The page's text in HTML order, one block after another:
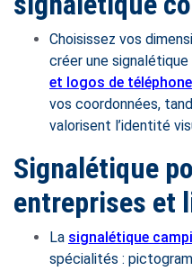
Choisissez vos
créer une signalétique
et logos de téléphone
vos coordonnées,
valorisent l’identité
Signalétique
entreprises et
La signalétique
spécialités :